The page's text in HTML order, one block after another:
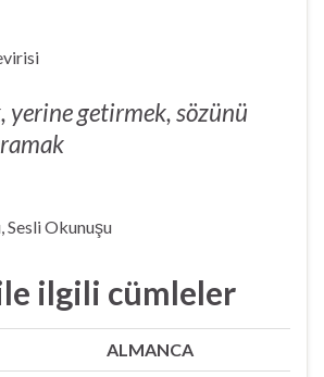
yerine getirmek, sözünü
Sesli Okunuşu
ilgili cümleler
ALMANCA